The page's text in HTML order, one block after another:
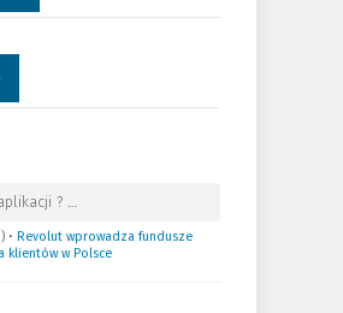
? …
• Revolut wprowadza fundusze
klientów w Polsce